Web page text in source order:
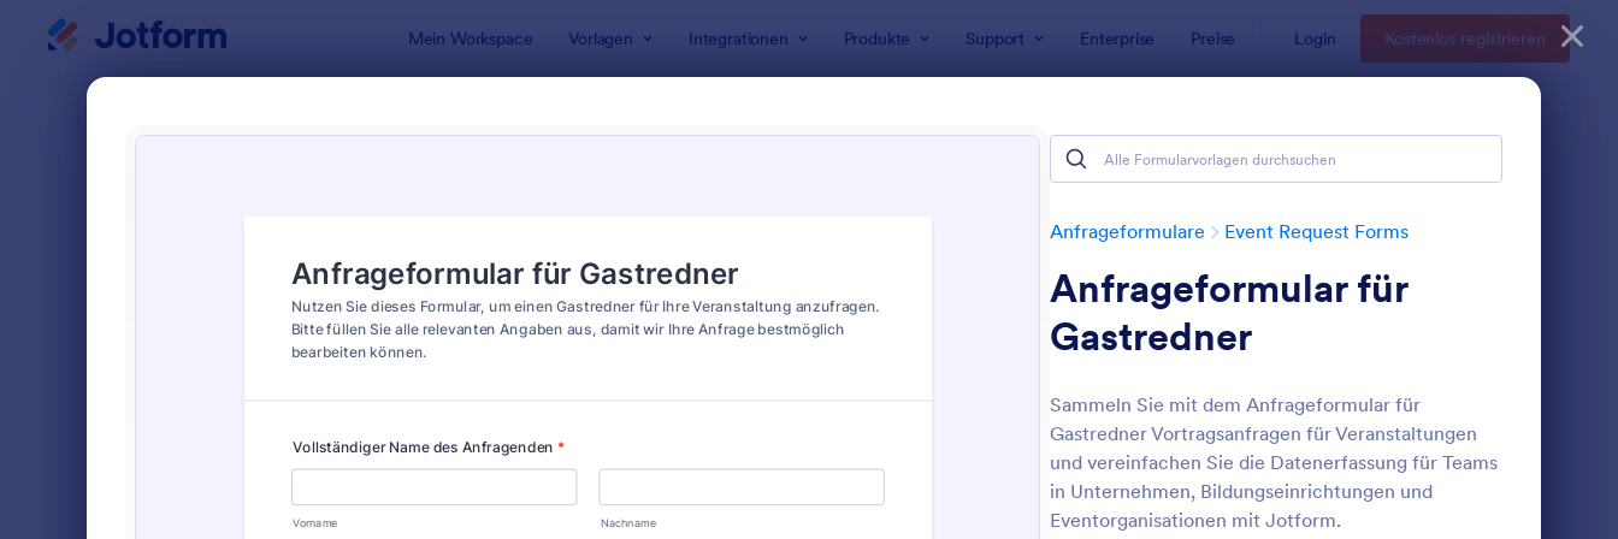
Mein Workspace Vorlagen Integrationen Produkte Support Enterprise Preise Login Kostenlos registrieren
Anfrageformulare Event Request Forms
Anfrageformular für
Gastredner
Sammeln Sie mit dem Anfrageformular für
Gastredner Vortragsanfragen für Veranstaltungen
und vereinfachen Sie die Datenerfassung für Teams
in Unternehmen, Bildungseinrichtungen und
Eventorganisationen mit Jotform.
: Teilnahmeanfrage Für Veranstaltungen Formular: Buchungsformular Für Eine Party Vorschau: Antrag Auf
Klassisch
718